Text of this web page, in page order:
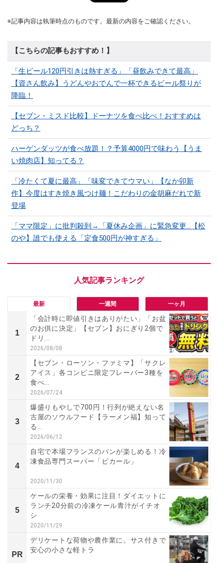
※記事内容は執筆時点のものです。最新の内容をご確認ください。
【こちらの記事もおすすめ！】
「生ビール120円引きは熱すぎる」「昼飲みできて最高」
【資さん飲み】うどんやおでんで一杯できるビール祭りが
降臨！
【セブン・ミスド比較】ドーナツを食べ比べ！おすすめは
どっち？
ハーゲンダッツが食べ放題！？予算4000円で味わう【うま
い焼肉店】知ってる？
「冷たくて夏に最高」「味変できてウマい」【なか卯新
作】今度はすき焼き風つけ麺！こだわりの金胡麻だれで新
登場
「ママ限定」に批判殺到→「夏休み企画」に緊急変更…【松
のや】誰でも使える「定食500円が神すぎる」
最新 一週間 一ヶ月
1
「会計時に即値引きはありがたい」「お盆
のお供に決定」【セブン】おにぎり2個で
ドリ...
2026/08/08
2
【セブン・ローソン・ファミマ】「サクレ
アイス」各コンビニ限定フレーバー3種を
食べ...
2026/07/24
3
爆盛りもやしで700円！行列が絶えない名
古屋のソウルフード【ラーメン福】知って
る...
2026/06/12
4
自宅で本場フランスのパンが楽しめる！冷
凍食品専門スーパー「ピカール」
2020/11/30
5
ケールの栄養・効果に注目！ダイエットに
ランチ20分前の冷凍ケール青汁がイチオ
シ
2020/11/29
PR
デリケートな荷物や農作業に。サス付きで
安心の小さな軽トラ